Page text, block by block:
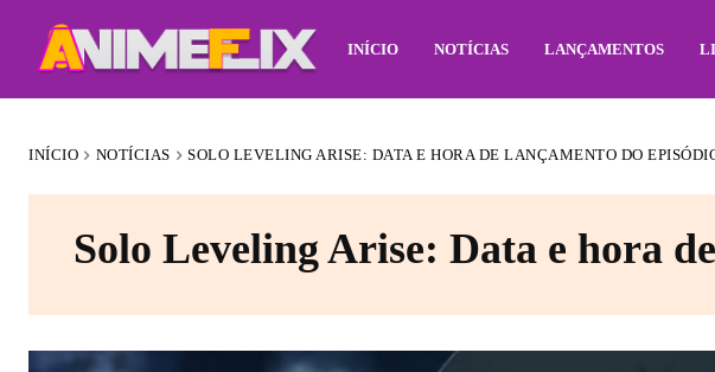
INÍCIO NOTÍCIAS LANÇAMENTOS
INÍCIO NOTÍCIAS SOLO LEVELING ARISE: DATA E HORA DE LANÇAMENTO DO
Solo Leveling Arise: Data e hora